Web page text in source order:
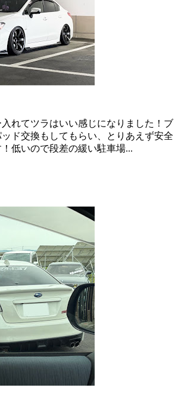
入れてツラはいい感じになりました！ブ
ド交換もしてもらい、とりあえず安全
低いので段差の緩い駐車場...